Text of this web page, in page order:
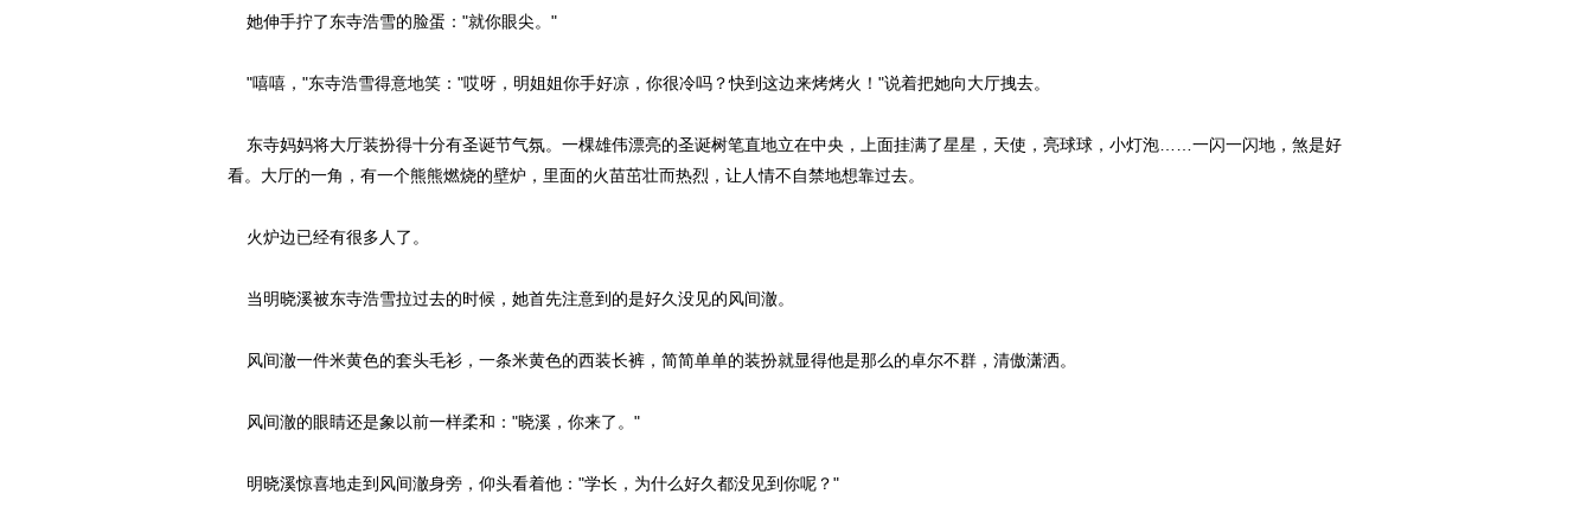
她伸手拧了东寺浩雪的脸蛋："就你眼尖。"
"嘻嘻，"东寺浩雪得意地笑："哎呀，明姐姐你手好凉，你很冷吗？快到这边来烤烤火！"说着把她向大厅拽去。
东寺妈妈将大厅装扮得十分有圣诞节气氛。一棵雄伟漂亮的圣诞树笔直地立在中央，上面挂满了星星，天使，亮球球，小灯泡……一闪一闪地，煞是好
看。大厅的一角，有一个熊熊燃烧的壁炉，里面的火苗茁壮而热烈，让人情不自禁地想靠过去。
火炉边已经有很多人了。
当明晓溪被东寺浩雪拉过去的时候，她首先注意到的是好久没见的风间澈。
风间澈一件米黄色的套头毛衫，一条米黄色的西装长裤，简简单单的装扮就显得他是那么的卓尔不群，清傲潇洒。
风间澈的眼睛还是象以前一样柔和："晓溪，你来了。"
明晓溪惊喜地走到风间澈身旁，仰头看着他："学长，为什么好久都没见到你呢？"